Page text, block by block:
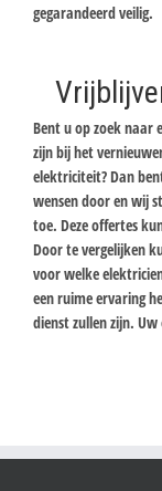
gegarandeerd veilig.
Bent u op zoek naar
zijn bij het
elektriciteit? Dan
wensen door en wij
toe. Deze offertes
Door te vergelijken
voor welke
een ruime ervaring
dienst zullen zijn.